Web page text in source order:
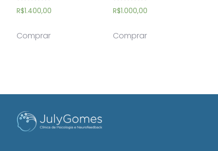
Avaliação
0
R$1.400,00
Comprar
Avaliação
0
R$1.000,00
Comprar